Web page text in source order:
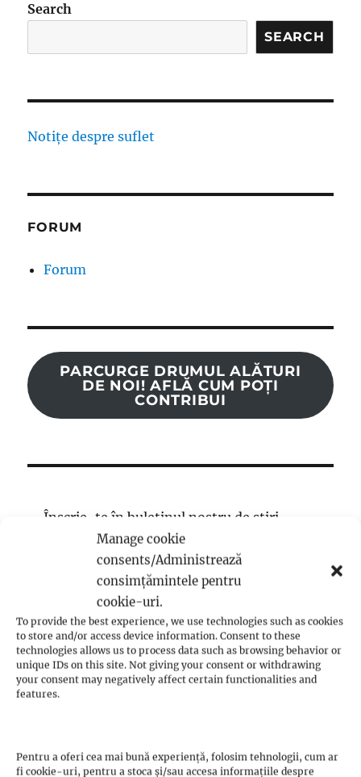
Manage cookie
consents/Administrează
consimțămintele pentru
cookie-uri.
To provide the best experience, we use technologies such as cookies
to store and/or access device information. Consent to these
technologies allows us to process data such as browsing behavior or
unique IDs on this site. Not giving your consent or withdrawing
your consent may negatively affect certain functionalities and
features.
Pentru a oferi cea mai bună experiență, folosim tehnologii, cum ar
fi cookie-uri, pentru a stoca și/sau accesa informațiile despre
Search
SEARCH
Notițe despre suflet
FORUM
Forum
PARCURGE DRUMUL ALĂTURI
DE NOI! AFLĂ CUM POȚI
CONTRIBUI
Înscrie-te în buletinul nostru de știri